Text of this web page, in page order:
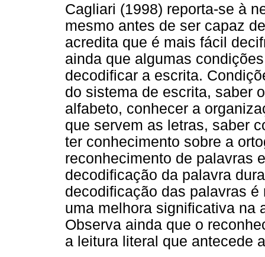
Cagliari (1998) reporta-se à
mesmo antes de ser capaz
acredita que é mais fácil
ainda que algumas
decodificar a escrita.
do sistema de escrita, saber
alfabeto, conhecer a
que servem as letras, saber
ter conhecimento sobre a
reconhecimento de palavras
decodificação da palavra
decodificação das palavras
uma melhora significativa na
Observa ainda que o
a leitura literal que antecede